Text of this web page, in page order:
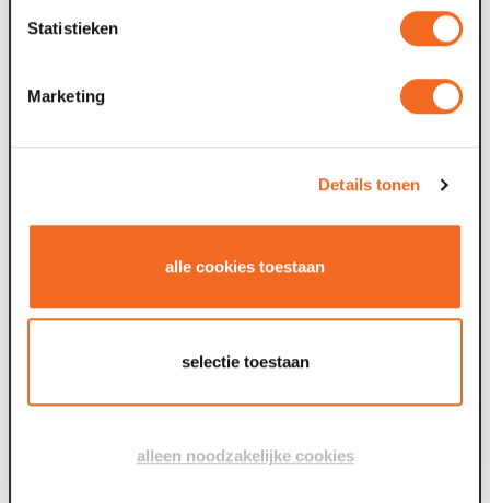
Statistieken
Marketing
Details tonen
alle cookies toestaan
selectie toestaan
alleen noodzakelijke cookies